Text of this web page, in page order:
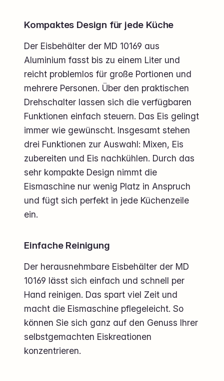
Kompaktes Design für jede Küche
Der Eisbehälter der MD 10169 aus
Aluminium fasst bis zu einem Liter und
reicht problemlos für große Portionen und
mehrere Personen. Über den praktischen
Drehschalter lassen sich die verfügbaren
Funktionen einfach steuern. Das Eis gelingt
immer wie gewünscht. Insgesamt stehen
drei Funktionen zur Auswahl: Mixen, Eis
zubereiten und Eis nachkühlen. Durch das
sehr kompakte Design nimmt die
Eismaschine nur wenig Platz in Anspruch
und fügt sich perfekt in jede Küchenzeile
ein.
Einfache Reinigung
Der herausnehmbare Eisbehälter der MD
10169 lässt sich einfach und schnell per
Hand reinigen. Das spart viel Zeit und
macht die Eismaschine pflegeleicht. So
können Sie sich ganz auf den Genuss Ihrer
selbstgemachten Eiskreationen
konzentrieren.